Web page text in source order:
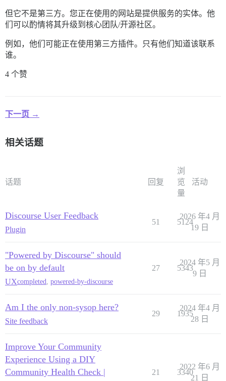
但它不是第三方。您正在使用的网站是提供服务的实体。他
们可以酌情将其升级到核心团队/开源社区。
例如，他们可能正在使用第三方插件。只有他们知道该联系
谁。
4 个赞
下一页 →
相关话题
话题 回复
浏
览
量
活动
Discourse User Feedback
Plugin
51 5124
2026 年4 月
19 日
"Powered by Discourse" should
be on by default
UXcompleted, powered-by-discourse
27 5343
2024 年5 月
9 日
Am I the only non-sysop here?
Site feedback
29 1935
2024 年4 月
28 日
Improve Your Community
Experience Using a DIY
Community Health Check |
21 3340
2022 年6 月
21 日